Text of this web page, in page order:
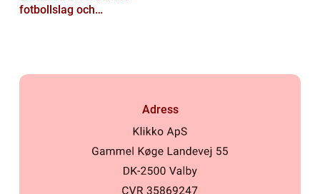
fotbollslag och
Adress